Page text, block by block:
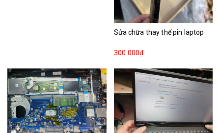
Sửa chữa thay thế pin laptop
300.000₫